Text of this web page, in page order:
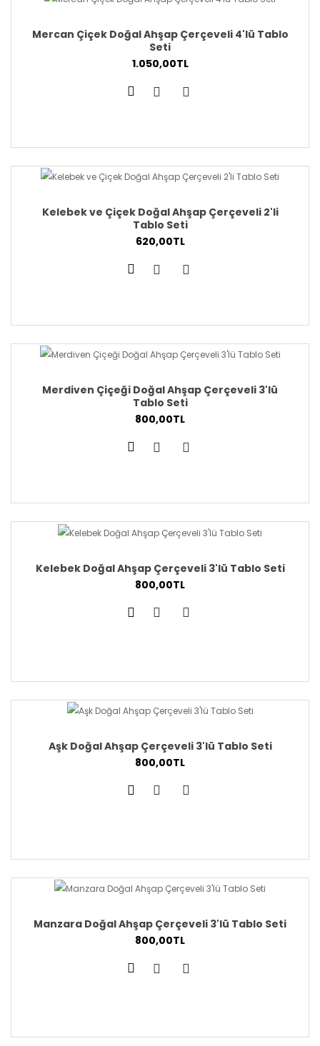
Mercan Çiçek Doğal Ahşap Çerçeveli 4'lü Tablo
Seti
1.050,00TL
Kelebek ve Çiçek Doğal Ahşap Çerçeveli 2'li
Tablo Seti
620,00TL
Merdiven Çiçeği Doğal Ahşap Çerçeveli 3'lü
Tablo Seti
800,00TL
Kelebek Doğal Ahşap Çerçeveli 3'lü Tablo Seti
800,00TL
Aşk Doğal Ahşap Çerçeveli 3'lü Tablo Seti
800,00TL
Manzara Doğal Ahşap Çerçeveli 3'lü Tablo Seti
800,00TL